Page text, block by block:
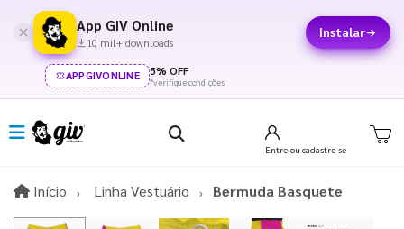
App GIV Online
10 mil+ downloads
Instalar
APPGIVONLINE 5% OFF
*verifique condições
Entre ou cadastre-se
Início InícioLinha Vestuário Bermuda Basquete